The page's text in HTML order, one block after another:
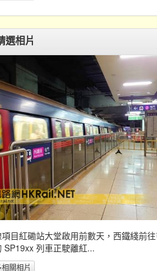
選相片
目紅磡站大堂啟用前數天，西鐵綫前
SP19xx 列車正駛離紅...
關相片